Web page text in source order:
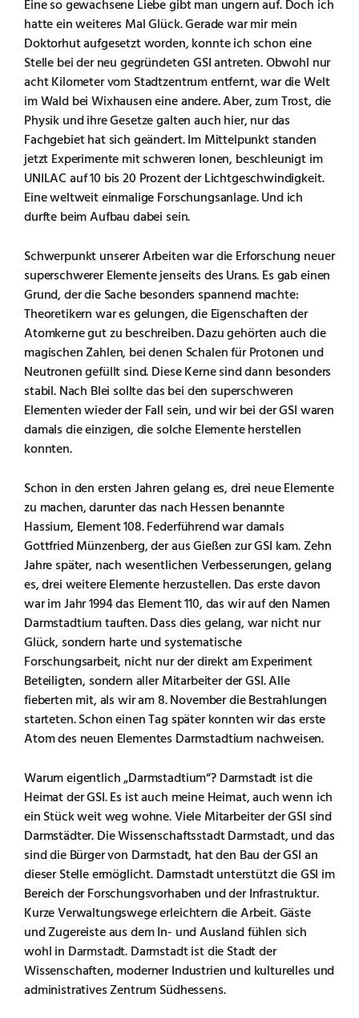
Eine so gewachsene Liebe gibt man ungern auf. Doch ich
hatte ein weiteres Mal Glück. Gerade war mir mein
Doktorhut aufgesetzt worden, konnte ich schon eine
Stelle bei der neu gegründeten GSI antreten. Obwohl nur
acht Kilometer vom Stadtzentrum entfernt, war die Welt
im Wald bei Wixhausen eine andere. Aber, zum Trost, die
Physik und ihre Gesetze galten auch hier, nur das
Fachgebiet hat sich geändert. Im Mittelpunkt standen
jetzt Experimente mit schweren Ionen, beschleunigt im
UNILAC auf 10 bis 20 Prozent der Lichtgeschwindigkeit.
Eine weltweit einmalige Forschungsanlage. Und ich
durfte beim Aufbau dabei sein.
Schwerpunkt unserer Arbeiten war die Erforschung neuer
superschwerer Elemente jenseits des Urans. Es gab einen
Grund, der die Sache besonders spannend machte:
Theoretikern war es gelungen, die Eigenschaften der
Atomkerne gut zu beschreiben. Dazu gehörten auch die
magischen Zahlen, bei denen Schalen für Protonen und
Neutronen gefüllt sind. Diese Kerne sind dann besonders
stabil. Nach Blei sollte das bei den superschweren
Elementen wieder der Fall sein, und wir bei der GSI waren
damals die einzigen, die solche Elemente herstellen
konnten.
Schon in den ersten Jahren gelang es, drei neue Elemente
zu machen, darunter das nach Hessen benannte
Hassium, Element 108. Federführend war damals
Gottfried Münzenberg, der aus Gießen zur GSI kam. Zehn
Jahre später, nach wesentlichen Verbesserungen, gelang
es, drei weitere Elemente herzustellen. Das erste davon
war im Jahr 1994 das Element 110, das wir auf den Namen
Darmstadtium tauften. Dass dies gelang, war nicht nur
Glück, sondern harte und systematische
Forschungsarbeit, nicht nur der direkt am Experiment
Beteiligten, sondern aller Mitarbeiter der GSI. Alle
fieberten mit, als wir am 8. November die Bestrahlungen
starteten. Schon einen Tag später konnten wir das erste
Atom des neuen Elementes Darmstadtium nachweisen.
Warum eigentlich „Darmstadtium“? Darmstadt ist die
Heimat der GSI. Es ist auch meine Heimat, auch wenn ich
ein Stück weit weg wohne. Viele Mitarbeiter der GSI sind
Darmstädter. Die Wissenschaftsstadt Darmstadt, und das
sind die Bürger von Darmstadt, hat den Bau der GSI an
dieser Stelle ermöglicht. Darmstadt unterstützt die GSI im
Bereich der Forschungsvorhaben und der Infrastruktur.
Kurze Verwaltungswege erleichtern die Arbeit. Gäste
und Zugereiste aus dem In- und Ausland fühlen sich
wohl in Darmstadt. Darmstadt ist die Stadt der
Wissenschaften, moderner Industrien und kulturelles und
administratives Zentrum Südhessens.